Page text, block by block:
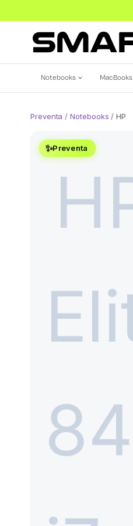
Notebooks MacBooks
Preventa /Notebooks /HP
✨Preventa